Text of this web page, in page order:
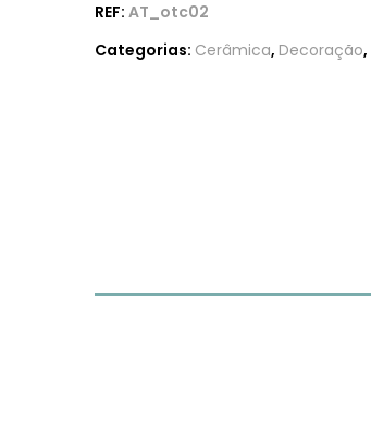
REF: AT_otc02
Categorias: Cerâmica, Decoração,